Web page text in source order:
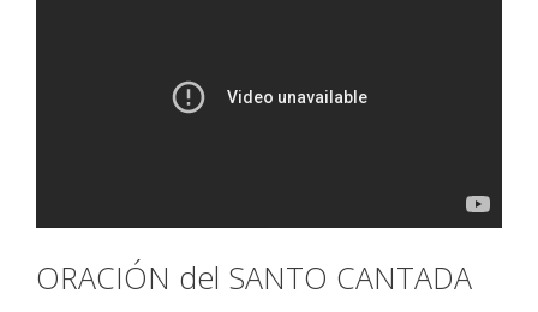
ORACIÓN del SANTO CANTADA